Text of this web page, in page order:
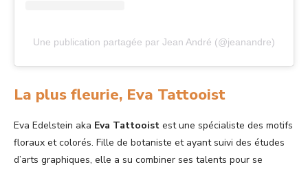
Une publication partagée par Jean André (@jeanandre)
La plus fleurie, Eva Tattooist
Eva Edelstein aka Eva Tattooist est une spécialiste des motifs
floraux et colorés. Fille de botaniste et ayant suivi des études
d’arts graphiques, elle a su combiner ses talents pour se